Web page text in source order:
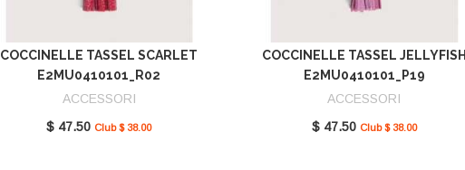
COCCINELLE TASSEL SCARLET
E2MU0410101_R02
ACCESSORI
$ 47.50 Club $ 38.00
COCCINELLE TASSEL JELLYFISH
E2MU0410101_P19
ACCESSORI
$ 47.50 Club $ 38.00